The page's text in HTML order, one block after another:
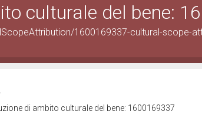
culturale del bene:
1600169337-cultural-scope-
di ambito culturale del bene: 1600169337